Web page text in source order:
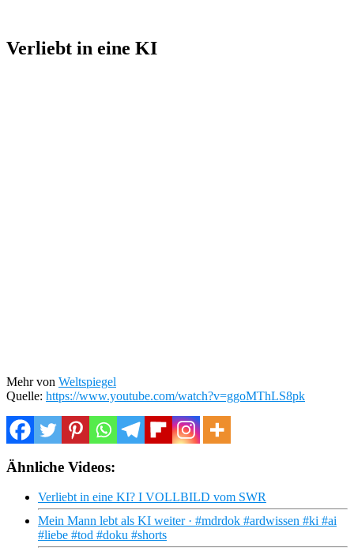
Verliebt in eine KI
Mehr von Weltspiegel
Quelle: https://www.youtube.com/watch?v=ggoMThLS8pk
Ähnliche Videos:
Verliebt in eine KI? I VOLLBILD vom SWR
Mein Mann lebt als KI weiter · #mdrdok #ardwissen #ki #ai
#liebe #tod #doku #shorts